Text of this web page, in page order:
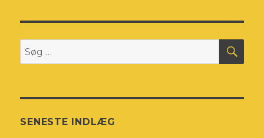
KLARE
Søg
efter:
SENESTE INDLÆG